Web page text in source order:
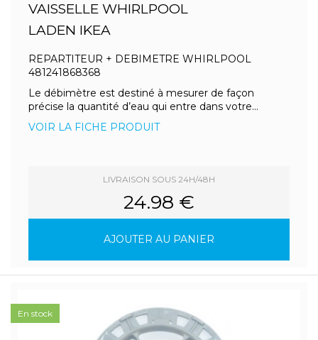
VAISSELLE WHIRLPOOL
LADEN IKEA
REPARTITEUR + DEBIMETRE WHIRLPOOL
481241868368
Le débimètre est destiné à mesurer de façon
précise la quantité d’eau qui entre dans votre...
VOIR LA FICHE PRODUIT
LIVRAISON SOUS 24H/48H
24.98 €
AJOUTER AU PANIER
En stock